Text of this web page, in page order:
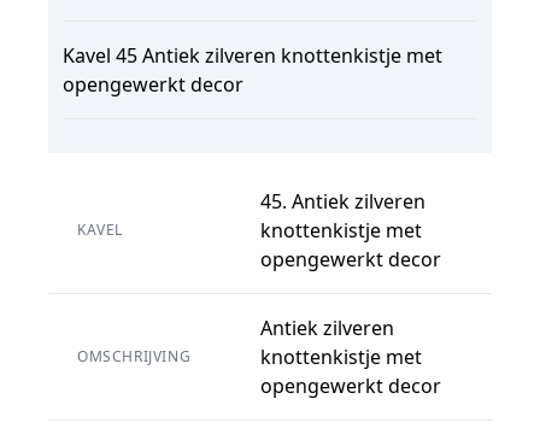
Kavel 45 Antiek zilveren knottenkistje met
opengewerkt decor
KAVEL
45. Antiek zilveren
knottenkistje met
opengewerkt decor
OMSCHRIJVING
Antiek zilveren
knottenkistje met
opengewerkt decor